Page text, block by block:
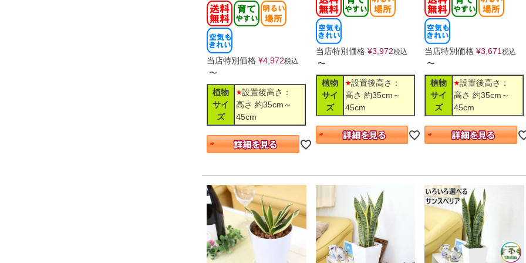
当店特別価格 ¥4,972税込
〜
植物
サイ
ズ
設置後高さ：
高さ 約35cm～
45cm
当店特別価格 ¥3,972税込
〜
植物
サイ
ズ
設置後高さ：
高さ 約35cm～
45cm
当店特別価格 ¥3,671税込
〜
植物
サイ
ズ
設置後高さ：
高さ 約35cm～
45cm